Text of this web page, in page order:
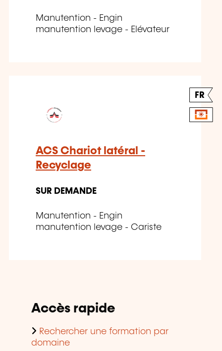
Manutention - Engin
manutention levage - Elévateur
FR
ACS Chariot latéral -
Recyclage
SUR DEMANDE
Manutention - Engin
manutention levage - Cariste
Accès rapide
Rechercher une formation par
domaine